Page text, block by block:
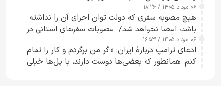
۰۶ مرداد ۱۴۰۵ / ۱۸:۲۶
هیچ مصوبه سفری که دولت توان اجرای آن را نداشته
باشد، امضا نخواهد شد/ مصوبات سفرهای استانی در
چارچوب قانون بودجه است+ عکس
۰۶ مرداد ۱۴۰۵ / ۱۶:۵۳
ادعای ترامپ دربارهٔ ایران: «اگر من برگردم و کار را تمام
کنم، همانطور که بعضی‌ها دوست دارند، با پل‌ها خیلی